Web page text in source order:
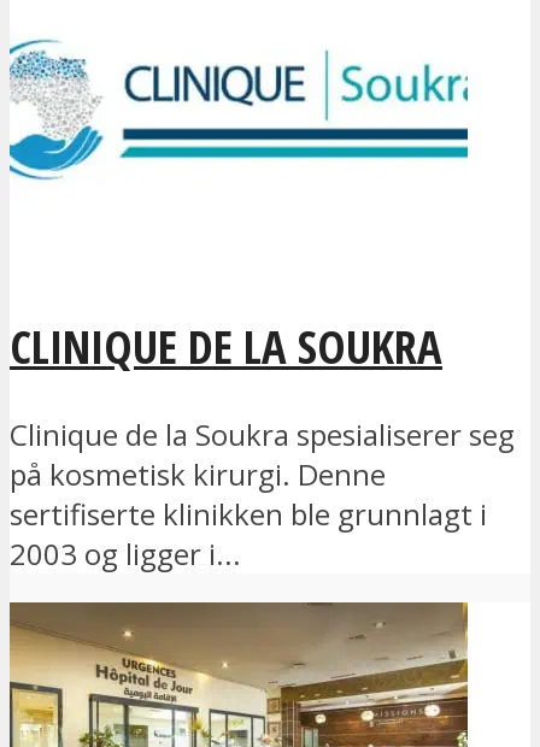
CLINIQUE DE LA SOUKRA
Clinique de la Soukra spesialiserer seg
på kosmetisk kirurgi. Denne
sertifiserte klinikken ble grunnlagt i
2003 og ligger i...